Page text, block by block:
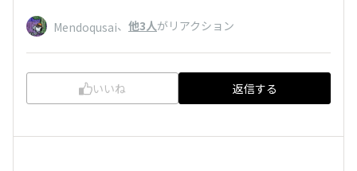
Mendoqusai、 他3人がリアクション
いいね 返信する